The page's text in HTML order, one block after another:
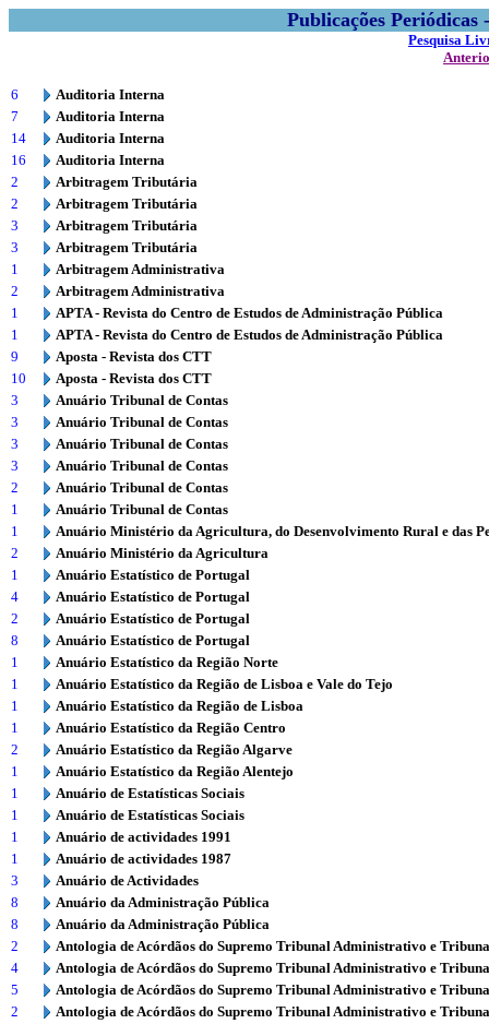
Publicações
Pesquisa
6
Auditoria Interna
7
Auditoria Interna
14
Auditoria Interna
16
Auditoria Interna
2
Arbitragem Tributária
2
Arbitragem Tributária
3
Arbitragem Tributária
3
Arbitragem Tributária
1
Arbitragem Administrativa
2
Arbitragem Administrativa
1
APTA - Revista do Centro de Estudos de Administração Pública
1
APTA - Revista do Centro de Estudos de Administração Pública
9
Aposta - Revista dos CTT
10
Aposta - Revista dos CTT
3
Anuário Tribunal de Contas
3
Anuário Tribunal de Contas
3
Anuário Tribunal de Contas
3
Anuário Tribunal de Contas
2
Anuário Tribunal de Contas
1
Anuário Tribunal de Contas
1
Anuário Ministério da Agricultura, do Desenvolvimento Rural e das
2
Anuário Ministério da Agricultura
1
Anuário Estatístico de Portugal
4
Anuário Estatístico de Portugal
2
Anuário Estatístico de Portugal
8
Anuário Estatístico de Portugal
1
Anuário Estatístico da Região Norte
1
Anuário Estatístico da Região de Lisboa e Vale do Tejo
1
Anuário Estatístico da Região de Lisboa
1
Anuário Estatístico da Região Centro
2
Anuário Estatístico da Região Algarve
1
Anuário Estatístico da Região Alentejo
1
Anuário de Estatísticas Sociais
1
Anuário de Estatísticas Sociais
1
Anuário de actividades 1991
1
Anuário de actividades 1987
3
Anuário de Actividades
8
Anuário da Administração Pública
8
Anuário da Administração Pública
2
Antologia de Acórdãos do Supremo Tribunal Administrativo e
4
Antologia de Acórdãos do Supremo Tribunal Administrativo e
5
Antologia de Acórdãos do Supremo Tribunal Administrativo e
2
Antologia de Acórdãos do Supremo Tribunal Administrativo e